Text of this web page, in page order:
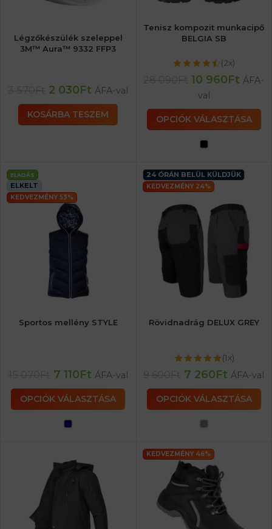
Légzőkészülék szeleppel
3M™ Aura™ 9332 FFP3
2 030Ft ÁFA-val
KOSÁRBA TESZEM
Tenisz kompozit munkacipő
BELGIA SB
(2x)
10 960Ft ÁFA-
val
OPCIÓK VÁLASZTÁSA
ELADÁS
ELKELT
KEDVEZMÉNY 53%
Sportos mellény STYLE
7 110Ft ÁFA-val
OPCIÓK VÁLASZTÁSA
24 ÓRÁN BELÜL KÜLDJÜK
KEDVEZMÉNY 24%
Rövidnadrág DELUX GREY
(1x)
7 260Ft ÁFA-val
OPCIÓK VÁLASZTÁSA
KEDVEZMÉNY 46%